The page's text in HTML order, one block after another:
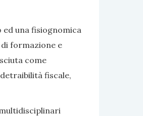
ed una fisiognomica
formazione e
come
fiscale,